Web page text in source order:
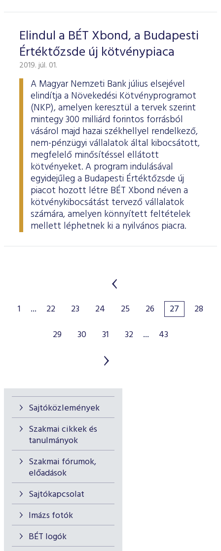
Sajtóközlemények
Szakmai cikkek és
tanulmányok
Szakmai fórumok,
előadások
Sajtókapcsolat
Imázs fotók
BÉT logók
Elindul a BÉT Xbond, a Budapesti
Értéktőzsde új kötvénypiaca
2019. júl. 01.
A Magyar Nemzeti Bank július elsejével
elindítja a Növekedési Kötvényprogramot
(NKP), amelyen keresztül a tervek szerint
mintegy 300 milliárd forintos forrásból
vásárol majd hazai székhellyel rendelkező,
nem-pénzügyi vállalatok által kibocsátott,
megfelelő minősítéssel ellátott
kötvényeket. A program indulásával
egyidejűleg a Budapesti Értéktőzsde új
piacot hozott létre BÉT Xbond néven a
kötvénykibocsátást tervező vállalatok
számára, amelyen könnyített feltételek
mellett léphetnek ki a nyilvános piacra.
1 ... 22 23 24 25 26 27
28
29
30 31 32 ... 43